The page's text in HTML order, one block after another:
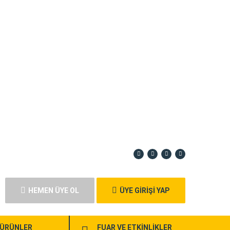
HEMEN ÜYE OL ÜYE GİRİŞİ YAP
ÜRÜNLER FUAR VE ETKİNLİKLER